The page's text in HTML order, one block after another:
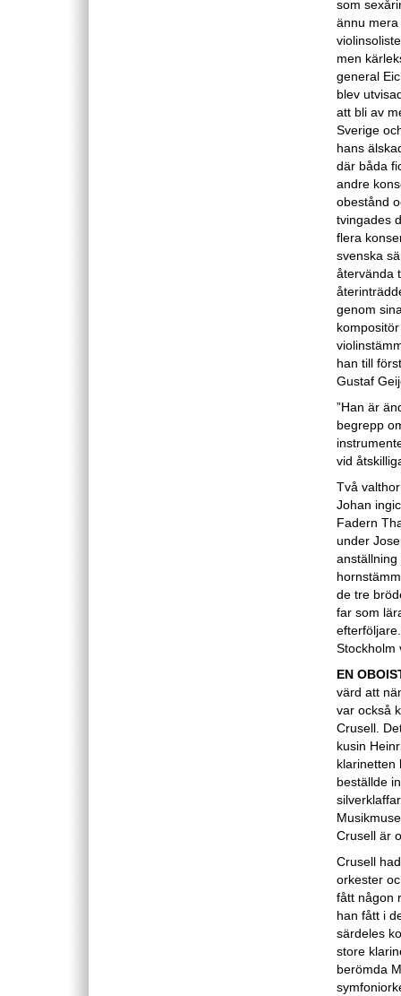
som
ännu
men
general
blev
att bli av
Sverige
hans
där båda
andre
obestånd
tvingades
flera
svenska
återvända
genom
han till
Gustaf
”Han är
begrepp
vid
Två
Johan
Fadern
under
de tre
far som
Stockholm
EN
värd att
var också
Crusell.
kusin
klarinetten
beställde
Crusell är
Crusell
orkester
fått någon
han fått i
särdeles
store
berömda